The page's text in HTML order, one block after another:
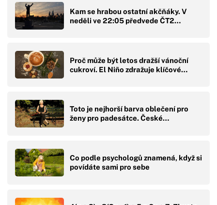
Kam se hrabou ostatní akčňáky. V
neděli ve 22:05 předvede ČT2…
Proč může být letos dražší vánoční
cukroví. El Niño zdražuje klíčové…
Toto je nejhorší barva oblečení pro
ženy pro padesátce. České…
Co podle psychologů znamená, když si
povídáte sami pro sebe